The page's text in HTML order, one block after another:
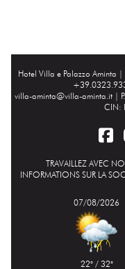
Hotel Villa e Palazzo Aminta |
villa-aminta@villa-aminta.it |
CIN:
TRAVAILLEZ AVEC
INFORMATIONS SUR LA
07/08/2026
22° / 32°